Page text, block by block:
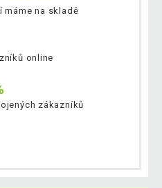
máme na skladě
online
zákazníků